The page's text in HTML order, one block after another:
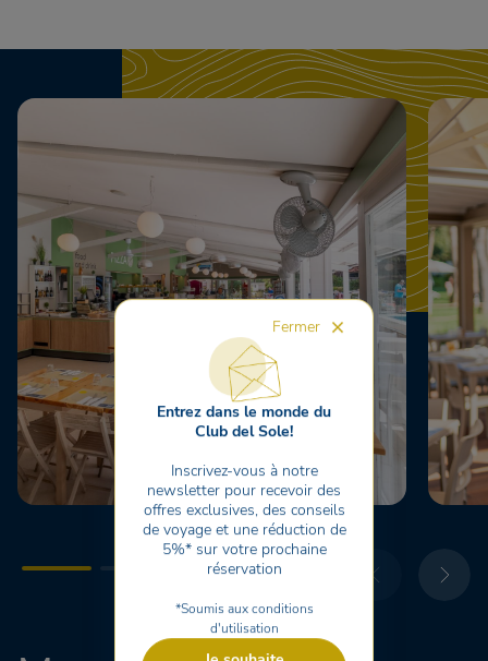
Fermer
Entrez dans le monde du
Club del Sole!
Inscrivez-vous à notre
newsletter pour recevoir des
offres exclusives, des conseils
de voyage et une réduction de
5%* sur votre prochaine
réservation
*Soumis aux conditions
d'utilisation